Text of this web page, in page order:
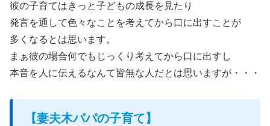
彼の子育てはきっと子どもの成長を見たり
発言を通して色々なことを考えてから口に出すことが
多くなるとは思います。
まぁ彼の場合何でもじっくり考えてから口に出すし
本音を人に伝えるなんて皆無な人だとは思いますが・・・
【妻夫木パパの子育て】